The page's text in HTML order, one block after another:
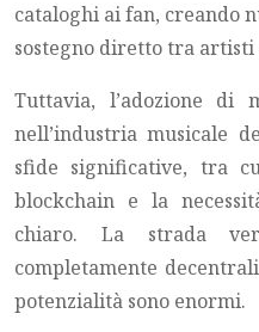
cataloghi ai fan, creando
sostegno diretto tra artisti
Tuttavia, l’adozione di
nell’industria musicale
sfide significative, tra
blockchain e la
chiaro. La strada
completamente
potenzialità sono enormi.